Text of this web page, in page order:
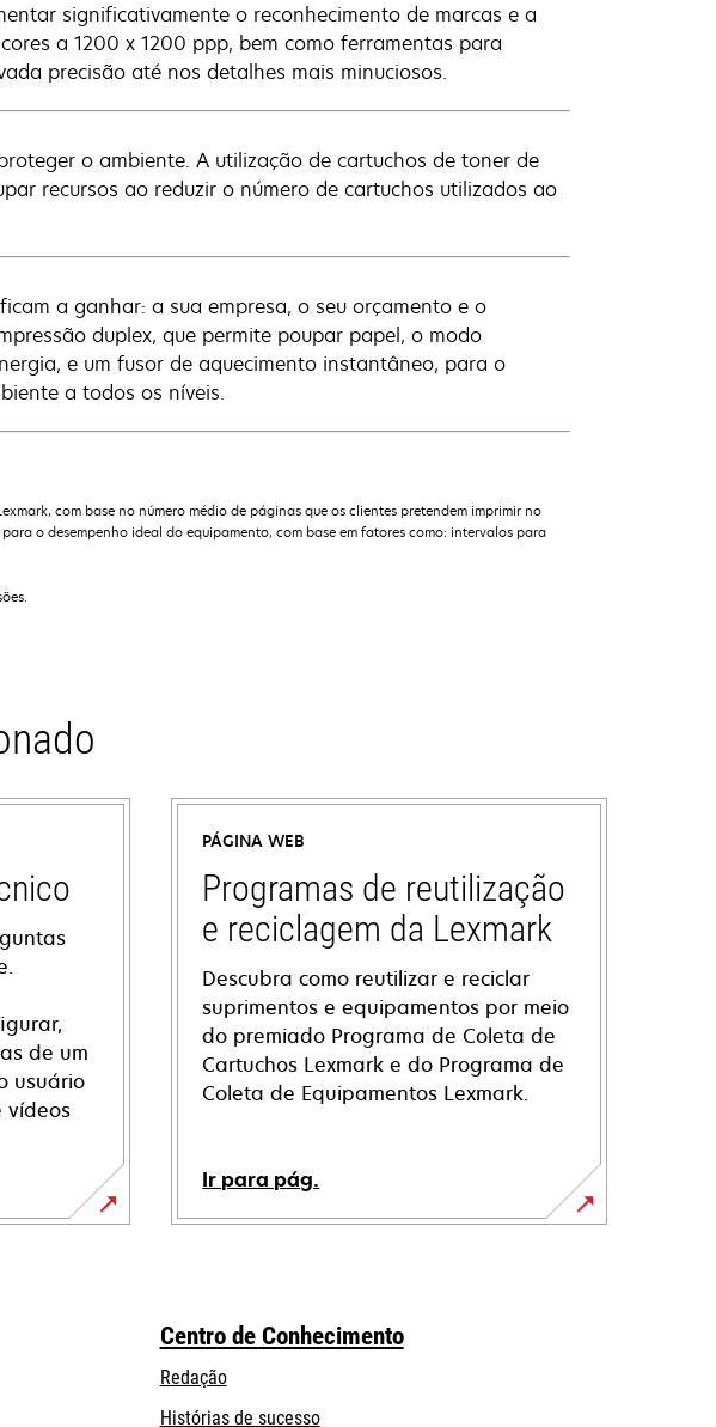
significativamente o reconhecimento de marcas e a
a 1200 x 1200 ppp, bem como ferramentas para
precisão até nos detalhes mais minuciosos.
o ambiente. A utilização de cartuchos de toner de
recursos ao reduzir o número de cartuchos utilizados ao
a ganhar: a sua empresa, o seu orçamento e o
duplex, que permite poupar papel, o modo
e um fusor de aquecimento instantâneo, para o
a todos os níveis.
com base no número médio de páginas que os clientes pretendem imprimir no
o desempenho ideal do equipamento, com base em fatores como: intervalos para
de um
usuário
vídeos
PÁGINA WEB
Programas de reutilização
e reciclagem da Lexmark
Descubra como reutilizar e reciclar
suprimentos e equipamentos por meio
do premiado Programa de Coleta de
Cartuchos Lexmark e do Programa de
Coleta de Equipamentos Lexmark.
Ir para pág.
Centro de Conhecimento
Redação
Histórias de sucesso